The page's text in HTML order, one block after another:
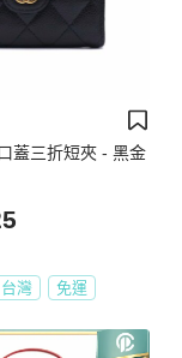
蓋三折短夾 - 黑金
台灣 免運